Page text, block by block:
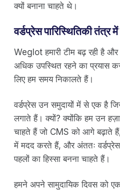
क्यों बनाना चाहते थे।
वर्डप्रेस पारिस्थितिकी तंत्र
Weglot हमारी टीम बढ़ रही है
अधिक उपस्थित रहने का प्रयास
लिए हम समय निकालते हैं।
वर्डप्रेस उन समुदायों में से एक है
लगाते हैं। क्यों? क्योंकि हम उन
चाहते हैं जो CMS को आगे बढ़ाते
में मदद करते हैं, और अंततः
पहलों का हिस्सा बनना चाहते हैं।
हमने अपने सामुदायिक दिवस को